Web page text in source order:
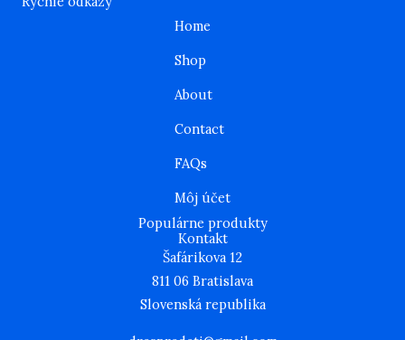
s
c
i
Home
Shop
About
Contact
FAQs
Môj účet
Populárne produkty
Kontakt
Šafárikova 12
811 06 Bratislava
Slovenská republika